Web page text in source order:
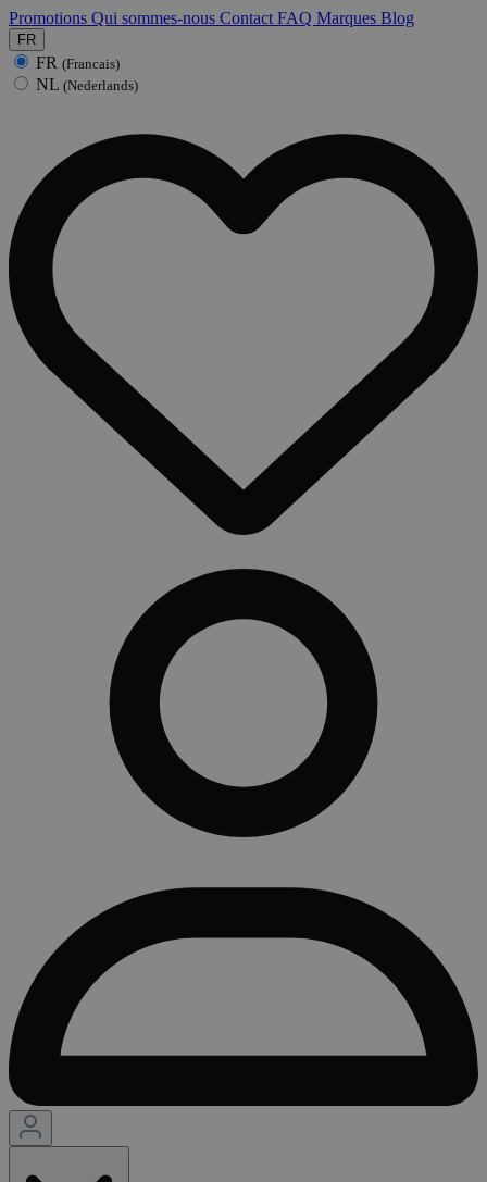
Promotions Qui sommes-nous Contact FAQ Marques Blog
FR
FR (Francais)
NL (Nederlands)